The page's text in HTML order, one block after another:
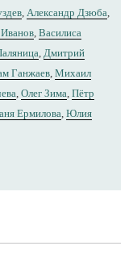
, Александр Дзюба,
, Василиса
, Дмитрий
Ганжаев, Михаил
, Олег Зима, Пётр
Ермилова, Юлия